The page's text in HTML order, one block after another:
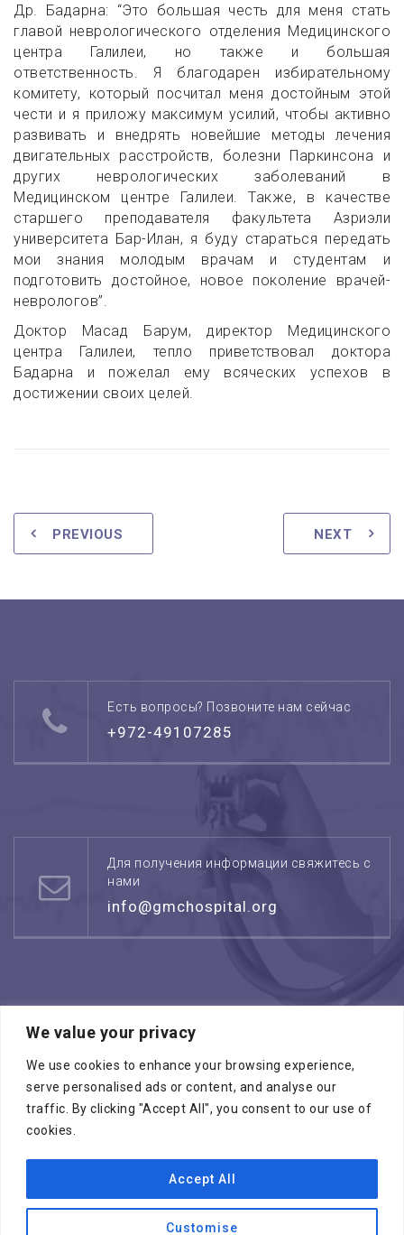
We value your privacy
We use cookies to enhance your browsing experience,
serve personalised ads or content, and analyse our
traffic. By clicking "Accept All", you consent to our use of
cookies.
Customise
Accept All
Др. Бадарна: “Это большая честь для меня стать
главой неврологического отделения Медицинского
центра Галилеи, но также и большая
ответственность. Я благодарен избирательному
комитету, который посчитал меня достойным этой
чести и я приложу максимум усилий, чтобы активно
развивать и внедрять новейшие методы лечения
двигательных расстройств, болезни Паркинсона и
других неврологических заболеваний в
Медицинском центре Галилеи. Также, в качестве
старшего преподавателя факультета Азриэли
университета Бар-Илан, я буду стараться передать
мои знания молодым врачам и студентам и
подготовить достойное, новое поколение врачей-
неврологов”.
Доктор Масад Барум, директор Медицинского
центра Галилеи, тепло приветствовал доктора
Бадарна и пожелал ему всяческих успехов в
достижении своих целей.
PREVIOUS NEXT
Есть вопросы? Позвоните нам сейчас
+972-49107285
Для получения информации свяжитесь с
нами
info@gmchospital.org
Режим работы: воскресенье -четверг
08:00 - 17:00
Копирайт © 2026МЕДИЦИНСКИЙ ЦЕНТР
. Все права зарезервированы